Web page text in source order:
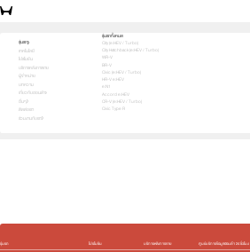
รุ่นรถ
เทคโนโลยี
โปรโมชัน
บริการหลังการขาย
ผู้จำหน่าย
บทความ
เกี่ยวกับฮอนด้า
อื่นๆ
ติดต่อเรา
ร่วมงานกับเรา
รุ่นรถทั้งหมด
City (e:HEV / Turbo)
City Hatchback (e:HEV / Turbo)
WR-V
BR-V
Civic (e:HEV / Turbo)
HR-V e:HEV
e:N1
Accord e:HEV
CR-V (e:HEV / Turbo)
Civic Type R
เลือกคันที่ใช่ แล้วพบข้อเสนอที่ตรงใจ
3 เลือกคันที่ใช่
รุ่นรถ
โปรโมชัน
บริการหลังการขาย
ศูนย์บริการข้อมูลฮอนด้า 24 ชั่วโมง